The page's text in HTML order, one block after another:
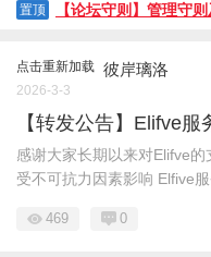
置顶 【论坛守则】管理守
点击重新加载 彼岸璃洛
2026-3-3
【转发公告】Elifve
感谢大家长期以来对Elifve的
受不可抗力因素影响 Elfive服
469 0